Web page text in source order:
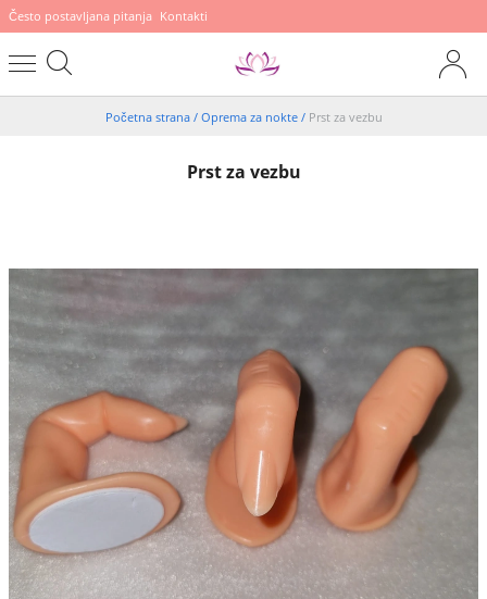
Često postavljana pitanja Kontakti
Početna strana / Oprema za nokte / Prst za vezbu
Prst za vezbu